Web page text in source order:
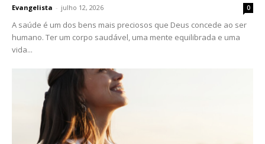
Evangelista - julho 12, 2026 0
A saúde é um dos bens mais preciosos que Deus concede ao ser
humano. Ter um corpo saudável, uma mente equilibrada e uma
vida...